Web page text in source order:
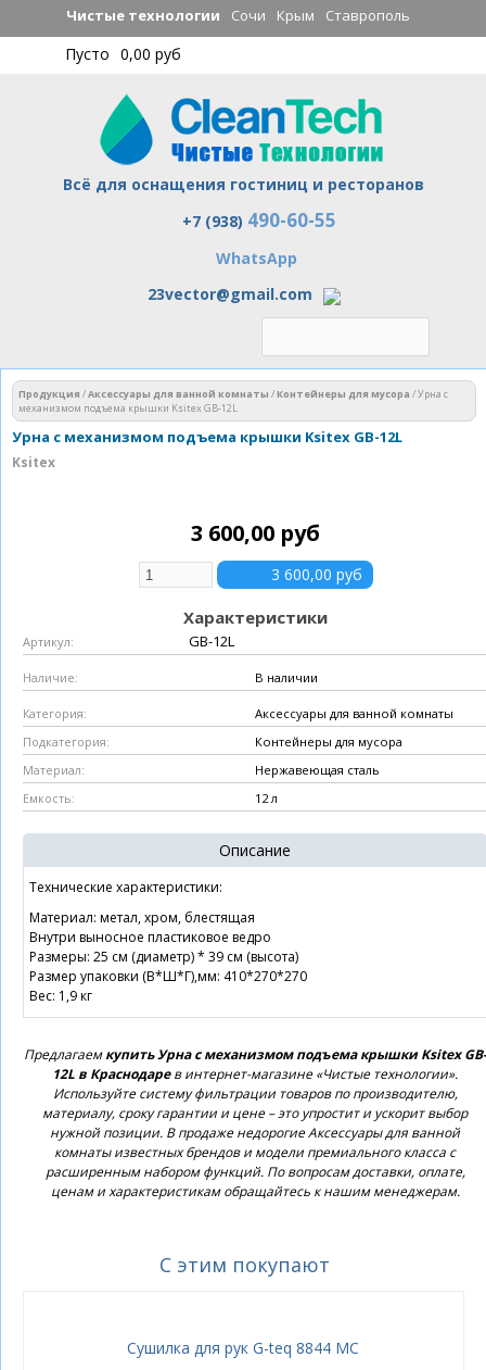
Перейти к
основному
содержанию
Чистые технологии Сочи Крым Ставрополь
Пусто 0,00 руб
Всё для оснащения гостиниц и ресторанов
Чистые технологии
+7 (938) 490-60-55
WhatsApp
23vector@gmail.com
Вы здесь
Продукция /Аксессуары для ванной комнаты /Контейнеры для мусора /Урна с
механизмом подъема крышки Ksitex GB-12L
Урна с механизмом подъема крышки Ksitex GB-12L
Ksitex
3 600,00 руб
Характеристики
Артикул: GB-12L
Наличие: В наличии
Категория: Аксессуары для ванной комнаты
Подкатегория: Контейнеры для мусора
Материал: Нержавеющая сталь
Емкость: 12 л
Описание
Технические характеристики:
Материал: метал, хром, блестящая
Внутри выносное пластиковое ведро
Размеры: 25 см (диаметр) * 39 см (высота)
Размер упаковки (В*Ш*Г),мм: 410*270*270
Вес: 1,9 кг
Предлагаемкупить Урна с механизмом подъема крышки Ksitex GB-
12L в Краснодарев интернет-магазине «Чистые технологии».
Используйте систему фильтрации товаров по производителю,
материалу, сроку гарантии и цене – это упростит и ускорит выбор
нужной позиции. В продаже недорогие Аксессуары для ванной
комнаты известных брендов и модели премиального класса с
расширенным набором функций. По вопросам доставки, оплате,
ценам и характеристикам обращайтесь к нашим менеджерам.
С этим покупают
Сушилка для рук G-teq 8844 MC